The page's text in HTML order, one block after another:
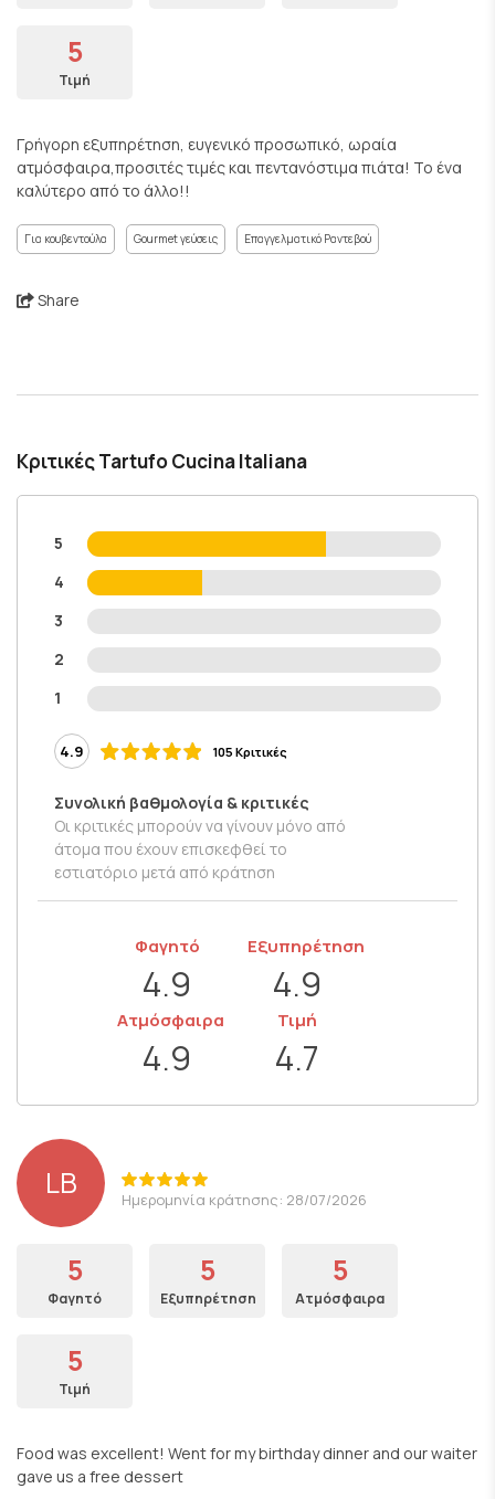
5
Τιμή
Γρήγορη εξυπηρέτηση, ευγενικό προσωπικό, ωραία
ατμόσφαιρα,προσιτές τιμές και πεντανόστιμα πιάτα! Το ένα
καλύτερο από το άλλο!!
Για κουβεντούλα Gourmet γεύσεις Επαγγελματικό Ραντεβού
Share
Κριτικές Tartufo Cucina Italiana
5
4
3
2
1
4.9 105 Κριτικές
Συνολική βαθμολογία & κριτικές
Οι κριτικές μπορούν να γίνουν μόνο από
άτομα που έχουν επισκεφθεί το
εστιατόριο μετά από κράτηση
Φαγητό
4.9
Εξυπηρέτηση
4.9
Ατμόσφαιρα
4.9
Τιμή
4.7
LB Ημερομηνία κράτησης: 28/07/2026
5
Φαγητό
5
Εξυπηρέτηση
5
Ατμόσφαιρα
5
Τιμή
Food was excellent! Went for my birthday dinner and our waiter
gave us a free dessert